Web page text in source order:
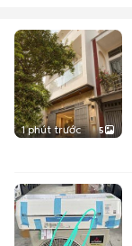
1 phút trước 5